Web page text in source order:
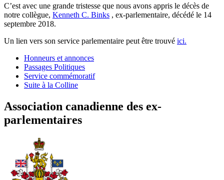
C’est avec une grande tristesse que nous avons appris le décès de
notre collègue, Kenneth C. Binks , ex-parlementaire, décédé le 14
septembre 2018.
Un lien vers son service parlementaire peut être trouvé ici.
Honneurs et annonces
Passages Politiques
Service commémoratif
Suite à la Colline
Association canadienne des ex-
parlementaires